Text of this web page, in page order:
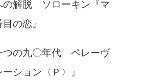
解脱 ソローキン『マ
の恋』
の九〇年代 ペレーヴ
ション〈Ｐ〉』